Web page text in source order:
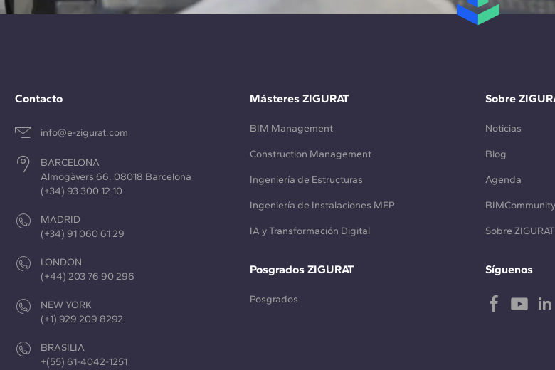
Contacto
info@e-zigurat.com
BARCELONA
Almogàvers 66. 08018 Barcelona
(+34) 93 300 12 10
MADRID
(+34) 91 060 61 29
LONDON
(+44) 203 76 90 296
NEW YORK
(+1) 929 209 8292
BRASILIA
+(55) 61-4042-1251
Másteres ZIGURAT
BIM Management
Construction Management
Ingeniería de Estructuras
Ingeniería de Instalaciones MEP
IA y Transformación Digital
Posgrados ZIGURAT
Posgrados
Sobre
Noticias
Blog
Agenda
BIMCommunity
Sobre ZIGURAT
Síguenos